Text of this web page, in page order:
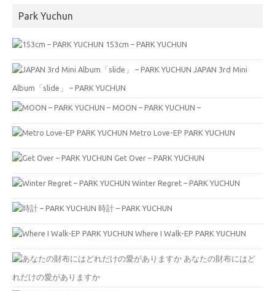
Park Yuchun
153cm – PARK YUCHUN
JAPAN 3rd Mini
Album「slide」 – PARK YUCHUN
MOON – PARK YUCHUN –
Metro Love-EP PARK YUCHUN
Get Over – PARK YUCHUN
Winter Regret – PARK YUCHUN
時計 – PARK YUCHUN
Where I Walk-EP PARK YUCHUN
あなたの財布にはど
れだけの愛がありますか